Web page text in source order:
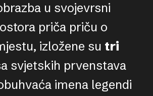
u svojevrsni
priča priču o
izložene su tri
svjetskih prvenstava
imena legendi